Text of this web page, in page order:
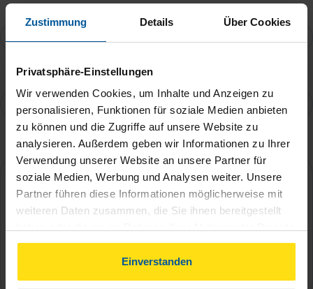
Zustimmung Details Über Cookies
Privatsphäre-Einstellungen
Wir verwenden Cookies, um Inhalte und Anzeigen zu
personalisieren, Funktionen für soziale Medien anbieten
zu können und die Zugriffe auf unsere Website zu
analysieren. Außerdem geben wir Informationen zu Ihrer
Verwendung unserer Website an unsere Partner für
soziale Medien, Werbung und Analysen weiter. Unsere
Partner führen diese Informationen möglicherweise mit
weiteren Daten zusammen, die Sie ihnen bereitgestellt
gesammelt haben. Indem Sie auf Einverstanden klicken,
können Sie der Verwendung von Cookies, gemäß
unserer
Einverstanden
Telefonnummer
Ihre Nachricht an Birte Schmidt*